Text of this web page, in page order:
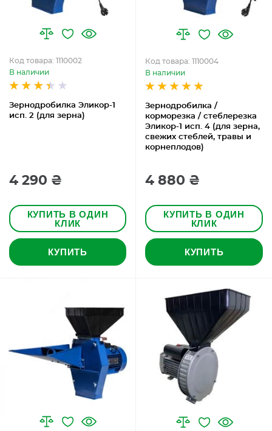
Зернодробилка Эликор-1
исп. 2 (для зерна)
Код товара: 1110002
В наличии
4 290 ₴
КУПИТЬ В ОДИН
КЛИК
КУПИТЬ
Зернодробилка /
корморезка / стеблерезка
Эликор-1 исп. 4 (для зерна,
свежих стеблей, травы и
корнеплодов)
Код товара: 1110004
В наличии
4 880 ₴
КУПИТЬ В ОДИН
КЛИК
КУПИТЬ